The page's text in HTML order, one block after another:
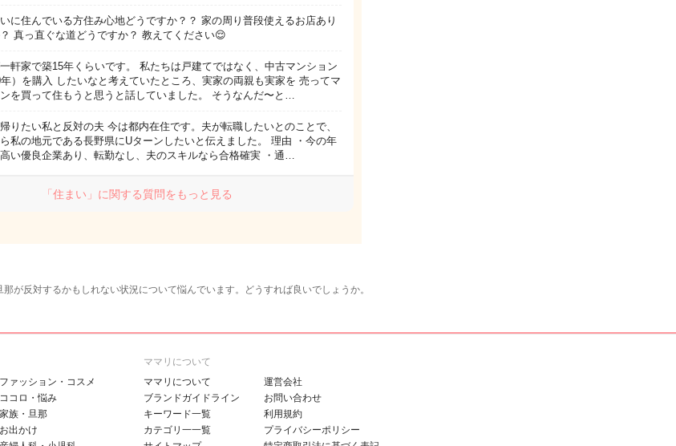
に住んでいる方住み心地どうですか？？ 家の周り普段使えるお店あり
真っ直ぐな道どうですか？ 教えてください😌
軒家で築15年くらいです。 私たちは戸建てではなく、中古マンション
年）を購入 したいなと考えていたところ、実家の両親も実家を 売ってマ
を買って住もうと思うと話していました。 そうなんだ〜と…
りたい私と反対の夫 今は都内在住です。夫が転職したいとのことで、
私の地元である長野県にUターンしたいと伝えました。 理由 ・今の年
い優良企業あり、転勤なし、夫のスキルなら合格確実 ・通…
「住まい」に関する質問をもっと見る
が反対するかもしれない状況について悩んでいます。どうすれば良いでしょうか。
ファッション・コスメ
ココロ・悩み
家族・旦那
お出かけ
ママリについて
ママリについて
ブランドガイドライン
キーワード一覧
カテゴリ一一覧
運営会社
お問い合わせ
利用規約
プライバシーポリシー